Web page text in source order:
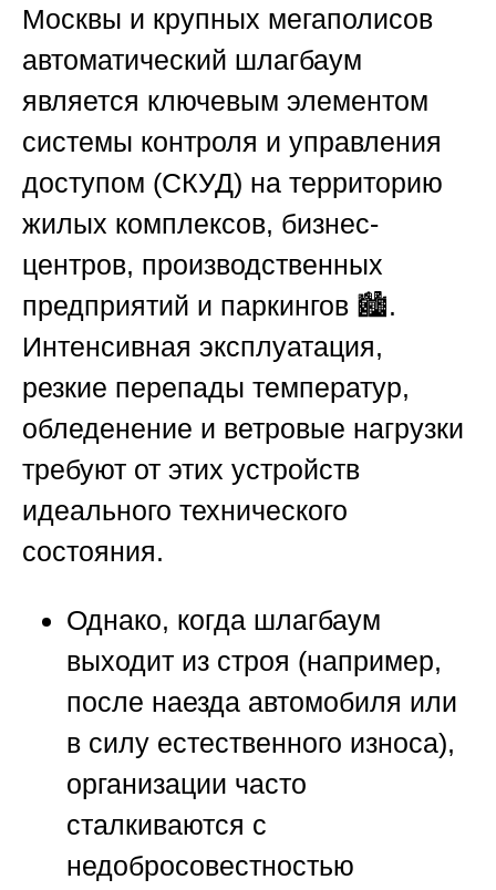
Москвы и крупных мегаполисов
автоматический шлагбаум
является ключевым элементом
системы контроля и управления
доступом (СКУД) на территорию
жилых комплексов, бизнес-
центров, производственных
предприятий и паркингов 🏙️.
Интенсивная эксплуатация,
резкие перепады температур,
обледенение и ветровые нагрузки
требуют от этих устройств
идеального технического
состояния.
Однако, когда шлагбаум
выходит из строя (например,
после наезда автомобиля или
в силу естественного износа),
организации часто
сталкиваются с
недобросовестностью